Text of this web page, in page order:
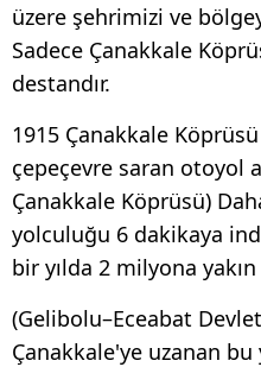
üzere şehrimizi ve
Sadece Çanakkale
destandır.
1915 Çanakkale
çepeçevre saran otoyol
Çanakkale Köprüsü)
yolculuğu 6 dakikaya
bir yılda 2 milyona
(Gelibolu–Eceabat
Çanakkale'ye uzanan bu